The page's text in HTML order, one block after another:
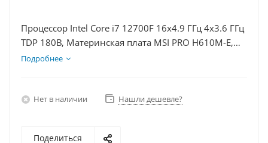
Процессор Intel Core i7 12700F 16x4.9 ГГц 4x3.6 ГГц
TDP 180В, Материнская плата MSI PRO H610M-E,
Видеокарта RTX 3050 8Гб, Память DDR4 64Gb,
Подробнее
Нет в наличии Нашли дешевле?
Поделиться